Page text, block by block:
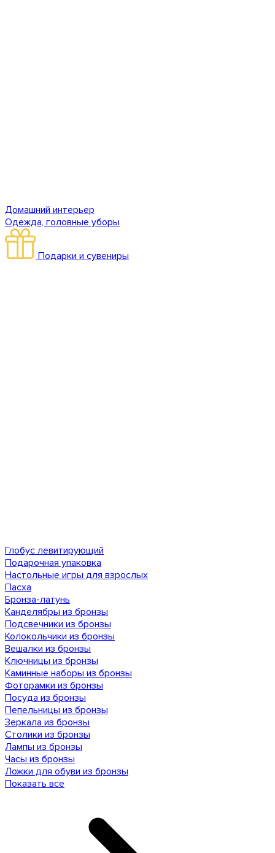
Домашний интерьер
Одежда, головные уборы
Подарки и сувениры
Глобус левитирующий
Подарочная упаковка
Настольные игры для взрослых
Пасха
Бронза-латунь
Канделябры из бронзы
Подсвечники из бронзы
Колокольчики из бронзы
Вешалки из бронзы
Ключницы из бронзы
Каминные наборы из бронзы
Фоторамки из бронзы
Посуда из бронзы
Пепельницы из бронзы
Зеркала из бронзы
Столики из бронзы
Лампы из бронзы
Часы из бронзы
Ложки для обуви из бронзы
Показать все